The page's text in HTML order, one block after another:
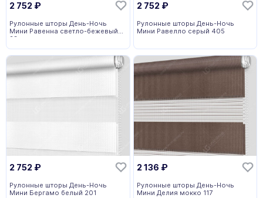
2 752 ₽
Рулонные шторы День-Ночь
Мини Равенна светло-бежевый
23
2 752 ₽
Рулонные шторы День-Ночь
Мини Равелло серый 405
2 752 ₽
Рулонные шторы День-Ночь
Мини Бергамо белый 201
2 136 ₽
Рулонные шторы День-Ночь
Мини Делия мокко 117